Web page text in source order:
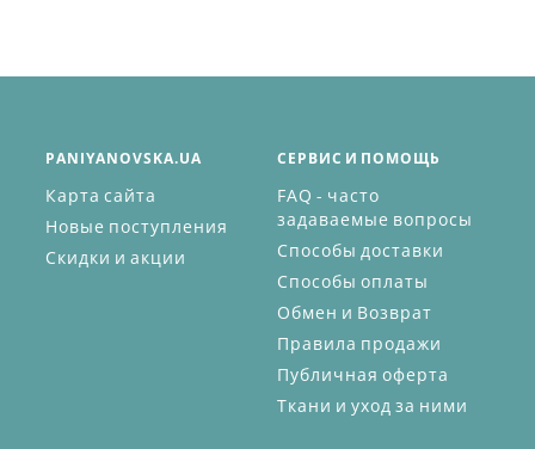
PANIYANOVSKA.UA
Карта сайта
Новые поступления
Скидки и акции
СЕРВИС И ПОМОЩЬ
FAQ - часто
задаваемые вопросы
Способы доставки
Способы оплаты
Обмен и Возврат
Правила продажи
Публичная оферта
Ткани и уход за ними